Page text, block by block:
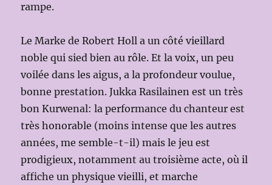
rampe.
Le Marke de Robert Holl a un côté vieillard
noble qui sied bien au rôle. Et la voix, un peu
voilée dans les aigus, a la profondeur voulue,
bonne prestation. Jukka Rasilainen est un très
bon Kurwenal: la performance du chanteur est
très honorable (moins intense que les autres
années, me semble-t-il) mais le jeu est
prodigieux, notamment au troisième acte, où il
affiche un physique vieilli, et marche